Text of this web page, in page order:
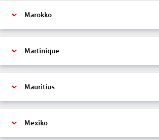
Marokko
Martinique
Mauritius
Mexiko